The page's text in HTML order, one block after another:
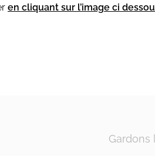
en cliquant sur l’image ci